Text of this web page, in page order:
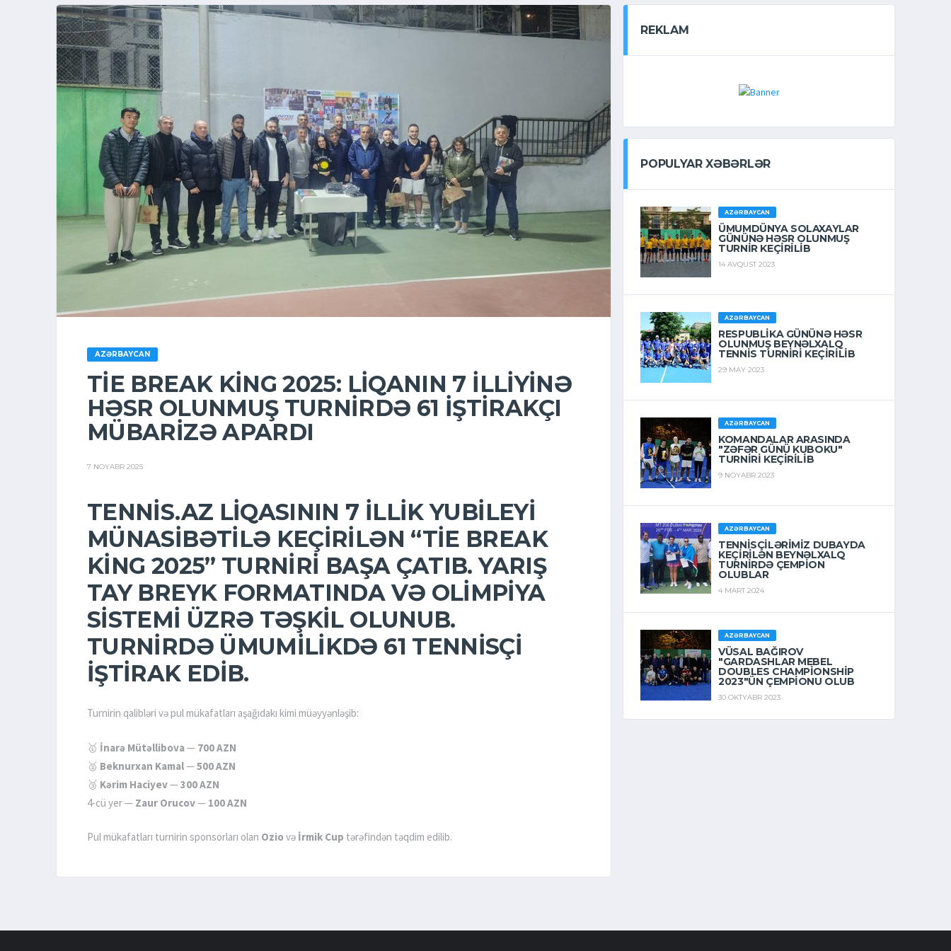
AZƏRBAYCAN
TIE BREAK KING 2025: LIQANIN 7 ILLIYINƏ
HƏSR OLUNMUŞ TURNIRDƏ 61 IŞTIRAKÇI
MÜBARIZƏ APARDI
7 NOYABR 2025
TENNIS.AZ LIQASININ 7 ILLIK YUBILEYI
MÜNASIBƏTILƏ KEÇIRILƏN “TIE BREAK
KING 2025” TURNIRI BAŞA ÇATIB. YARIŞ
TAY BREYK FORMATINDAVƏ OLIMPIYA
SISTEMI ÜZRƏ TƏŞKIL OLUNUB.
TURNIRDƏ ÜMUMILIKDƏ 61 TENNISÇI
IŞTIRAK EDIB.
Turnirin qalibləri və pul mükafatları aşağıdakı kimi müəyyənləşib:
🥇 İnarə Mütəllibova— 700 AZN
🥈 Beknurxan Kamal—500 AZN
🥉 Kərim Haciyev—300 AZN
4-cü yer — Zaur Orucov— 100 AZN
Pul mükafatları turnirin sponsorları olan Ozio və İrmik Cup tərəfindən təqdim edilib.
REKLAM
POPULYAR XƏBƏRLƏR
AZƏRBAYCAN
ÜMUMDÜNYA SOLAXAYLAR
GÜNÜNƏ HƏSR OLUNMUŞ
TURNIR KEÇIRILIB
14 AVQUST 2023
AZƏRBAYCAN
RESPUBLIKA GÜNÜNƏ HƏSR
OLUNMUŞ BEYNƏLXALQ
TENNIS TURNIRI KEÇIRILIB
29 MAY 2023
AZƏRBAYCAN
KOMANDALAR ARASINDA
"ZƏFƏR GÜNÜ KUBOKU"
TURNIRI KEÇIRILIB
9 NOYABR 2023
AZƏRBAYCAN
TENNISÇILƏRIMIZ DUBAYDA
KEÇIRILƏN BEYNƏLXALQ
TURNIRDƏ ÇEMPION
OLUBLAR
4 MART 2024
AZƏRBAYCAN
VÜSAL BAĞIROV
"GARDASHLAR MEBEL
DOUBLES CHAMPIONSHIP
2023"ÜN ÇEMPIONU OLUB
30 OKTYABR 2023